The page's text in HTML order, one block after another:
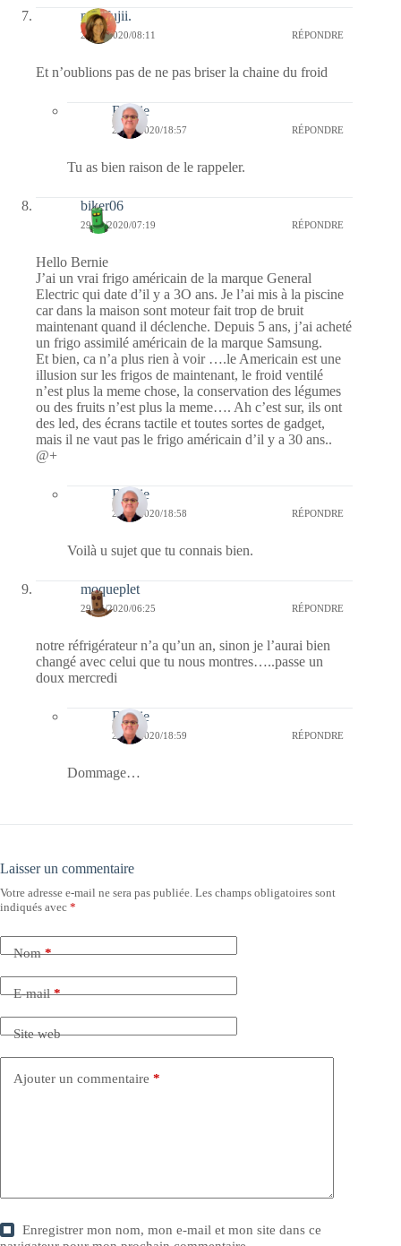
missfujii.
29/04/2020/08:11 RÉPONDRE
Et n’oublions pas de ne pas briser la chaine du froid
Bernie
29/04/2020/18:57 RÉPONDRE
Tu as bien raison de le rappeler.
biker06
29/04/2020/07:19 RÉPONDRE
Hello Bernie
J’ai un vrai frigo américain de la marque General
Electric qui date d’il y a 3O ans. Je l’ai mis à la piscine
car dans la maison sont moteur fait trop de bruit
maintenant quand il déclenche. Depuis 5 ans, j’ai acheté
un frigo assimilé américain de la marque Samsung.
Et bien, ca n’a plus rien à voir ….le Americain est une
illusion sur les frigos de maintenant, le froid ventilé
n’est plus la meme chose, la conservation des légumes
ou des fruits n’est plus la meme…. Ah c’est sur, ils ont
des led, des écrans tactile et toutes sortes de gadget,
mais il ne vaut pas le frigo américain d’il y a 30 ans..
@+
Bernie
29/04/2020/18:58 RÉPONDRE
Voilà u sujet que tu connais bien.
moqueplet
29/04/2020/06:25 RÉPONDRE
notre réfrigérateur n’a qu’un an, sinon je l’aurai bien
changé avec celui que tu nous montres…..passe un
doux mercredi
Bernie
29/04/2020/18:59 RÉPONDRE
Dommage…
Laisser un commentaire
Votre adresse e-mail ne sera pas publiée. Les champs obligatoires sont
indiqués avec *
Nom*
E-mail*
Site web
Ajouter un commentaire *
Enregistrer mon nom, mon e-mail et mon site dans ce